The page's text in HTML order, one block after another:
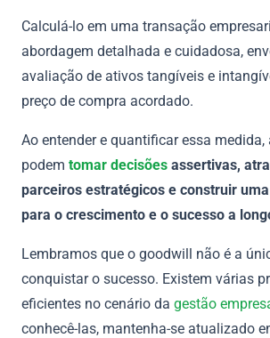
Calculá-lo em uma transação
abordagem detalhada e cuidadosa,
avaliação de ativos tangíveis e
preço de compra acordado.
Ao entender e quantificar essa medida,
podem tomar decisões assertivas,
parceiros estratégicos e construir
para o crescimento e o sucesso a
Lembramos que o goodwill não é a
conquistar o sucesso. Existem várias
eficientes no cenário da gestão
conhecê-las, mantenha-se atualizado